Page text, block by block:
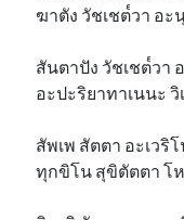
ฆาตัง วัชเชต๎วา อะ
สันตาปัง วัชเชต๎วา
อะปะริยาทาเนนะ วิ
สัพเพ สัตตา อะเวริ
ทุกขิโน สุขิตัตตา โ